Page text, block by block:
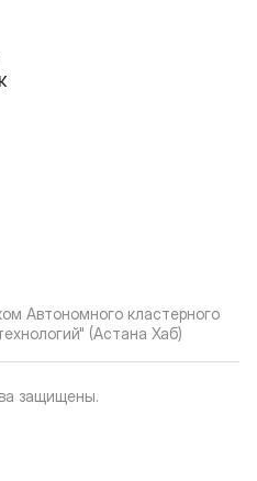
Автономного кластерного
(Астана Хаб)
защищены.